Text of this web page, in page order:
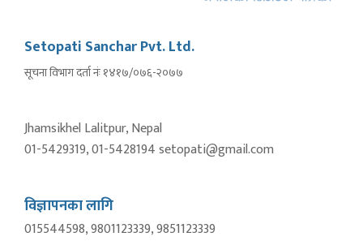
Setopati Sanchar Pvt. Ltd.
सूचना विभाग दर्ता नंः १४१७/०७६-२०७७
Jhamsikhel Lalitpur, Nepal
01-5429319, 01-5428194 setopati@gmail.com
विज्ञापनका लागि
015544598, 9801123339, 9851123339